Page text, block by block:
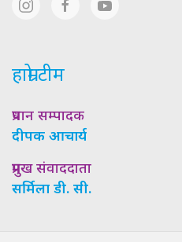
हाम्रो टीम
प्रधान सम्पादक
दीपक आचार्य
प्रमुख संवाददाता
सर्मिला डी. सी.